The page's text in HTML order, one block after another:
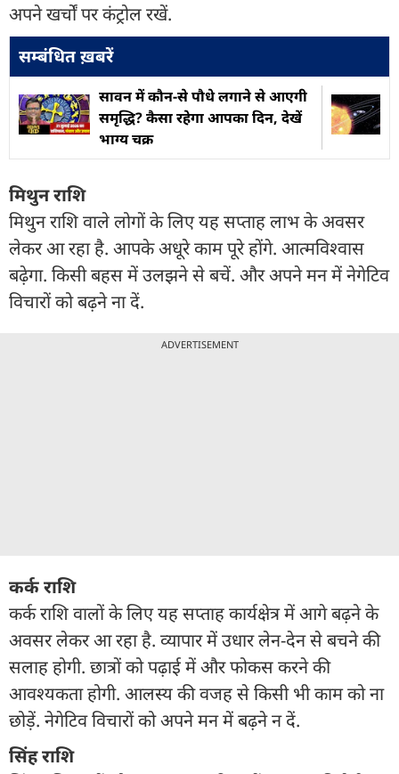
अपने खर्चों पर कंट्रोल रखें.
सम्बंधित ख़बरें
सावन में कौन-से पौधे लगाने से आएगी
समृद्धि‍? कैसा रहेगा आपका द‍िन, देखें
भाग्य चक्र
मिथुन राशि
मिथुन राशि वाले लोगों के लिए यह सप्ताह लाभ के अवसर
लेकर आ रहा है. आपके अधूरे काम पूरे होंगे. आत्मविश्वास
बढ़ेगा. किसी बहस में उलझने से बचें. और अपने मन में नेगेटिव
विचारों को बढ़ने ना दें.
ADVERTISEMENT
कर्क राशि
कर्क राशि वालों के लिए यह सप्ताह कार्यक्षेत्र में आगे बढ़ने के
अवसर लेकर आ रहा है. व्यापार में उधार लेन-देन से बचने की
सलाह होगी. छात्रों को पढ़ाई में और फोकस करने की
आवश्यकता होगी. आलस्य की वजह से किसी भी काम को ना
छोड़ें. नेगेटिव विचारों को अपने मन में बढ़ने न दें.
सिंह राशि